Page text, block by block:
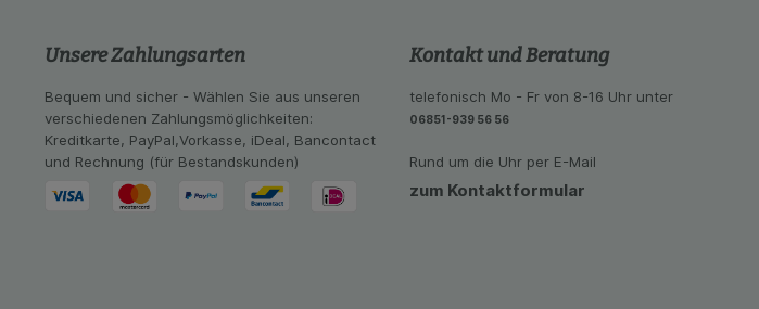
Unsere Zahlungsarten
Bequem und sicher - Wählen Sie aus unseren
verschiedenen Zahlungsmöglichkeiten:
Kreditkarte, PayPal,Vorkasse, iDeal, Bancontact
und Rechnung (für Bestandskunden)
Kontakt und Beratung
telefonisch Mo - Fr von 8-16 Uhr unter
06851-939 56 56
Rund um die Uhr per E-Mail
zum Kontaktformular